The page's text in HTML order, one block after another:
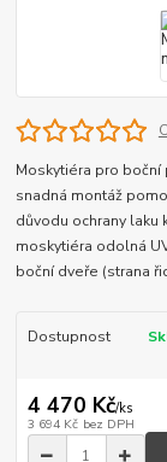
Moskytiéra pro boční
snadná montáž
důvodu ochrany laku
moskytiéra odolná
boční dveře (strana
Dostupnost
4 470 Kč/ks
3 694 Kč bez DPH